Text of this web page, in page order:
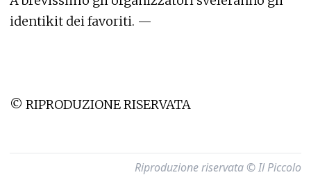
identikit dei favoriti. —
© RIPRODUZIONE RISERVATA
Riproduzione riservata © Il Piccolo